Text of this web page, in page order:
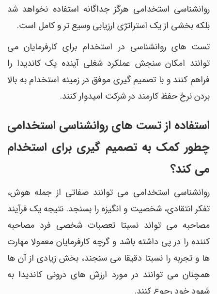
روانشناسی استخدامی هرگز جداگانه استفاده نخواهد شد
بلکه بخشی از یک استراتژی ارزیابی وسیع تر و کامل است.
تست های روانشناسی در استخدام برای کارفرمایان می
توانند امکان سنجش عملکرد شغلی آینده یک کاندیدا را
فراهم کنند و با تصمیم گیری موفق در زمینه استخدام به بالا
بردن نرخ حفظ کارمند در شرکت امیدوار کنند.
استفاده از تست های روانشناسی استخدامی
چطور کمک به تصمیم گیری برای استخدام
می کند؟
روانشناسی استخدامی می توانند صفاتی از جمله هوش،
تفکر انتقادی، شخصیت و انگیزه را بسنجد. نتیجه یک فرآیند
مصاحبه می تواند نسبتا تعصبات شخصی فرد مصاحبه
کننده را در پی داشته باشد و گرچه کارفرمایان معمولا مهارت
ها و تجربه را نسبتا دقیقا می سنجند، بخش زیادی از آن ها
همچنان می توانند در مورد ارزش های درونی کاندیدا به
شهود خود رجوع کنند.